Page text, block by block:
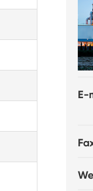
E-